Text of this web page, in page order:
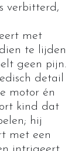
verbitterd,
met
te lijden
geen pijn.
detail
motor én
kind dat
hij
met een